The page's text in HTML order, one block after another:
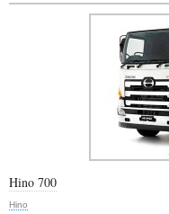
Hino 700
Hino